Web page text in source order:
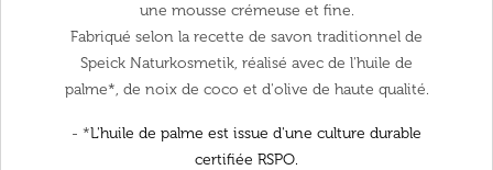
une mousse crémeuse et fine.
Fabriqué selon la recette de savon traditionnel de
Speick Naturkosmetik, réalisé avec de l'huile de
palme*, de noix de coco et d'olive de haute qualité.
- *L'huile de palme est issue d'une culture durable
certifiée RSPO.